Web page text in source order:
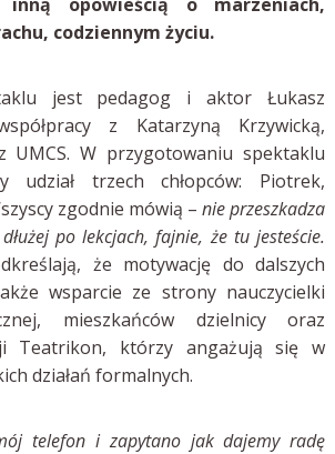
codziennym życiu.
jest pedagog i aktor Łukasz
z Katarzyną Krzywicką,
UMCS. W przygotowaniu spektaklu
udział trzech chłopców: Piotrek,
zgodnie mówią –nie przeszkadza
po lekcjach, fajnie, że tu jesteście.
że motywację do dalszych
wsparcie ze strony nauczycielki
mieszkańców dzielnicy oraz
Teatrikon, którzy angażują się w
działań formalnych.
telefon i zapytano jak dajemy radę